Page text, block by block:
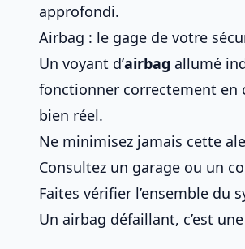
approfondi.
Airbag : le gage de votre
Un voyant d’airbag allumé
fonctionner correctement en
bien réel.
Ne minimisez jamais cette
Consultez un garage ou un
Faites vérifier l’ensemble du
Un airbag défaillant, c’est